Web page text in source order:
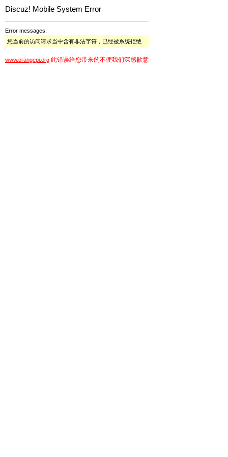
Discuz! Mobile System Error
Error messages:
您当前的访问请求当中含有非法字符，已经被系统拒绝
www.orangepi.org 此错误给您带来的不便我们深感歉意